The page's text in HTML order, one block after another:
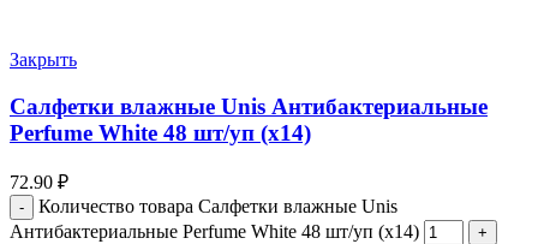
Закрыть
Салфетки влажные Unis Антибактериальные
Perfume White 48 шт/уп (х14)
72.90 ₽
Количество товара Салфетки влажные Unis
Антибактериальные Perfume White 48 шт/уп (х14)